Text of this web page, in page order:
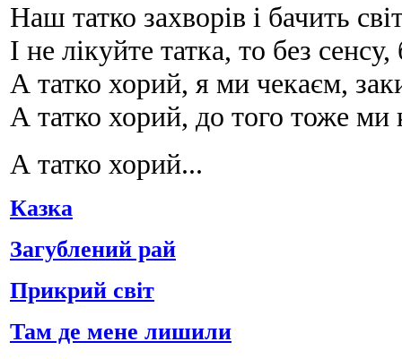
Наш татко захворів і бачить
І не лікуйте татка, то без сенсу,
А татко хорий, я ми чекаєм,
А татко хорий, до того тоже
А татко хорий...
Казка
Загублений рай
Прикрий світ
Там де мене лишили